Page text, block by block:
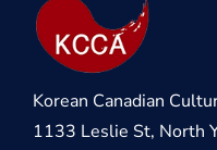
Korean Canadian
1133 Leslie St, North